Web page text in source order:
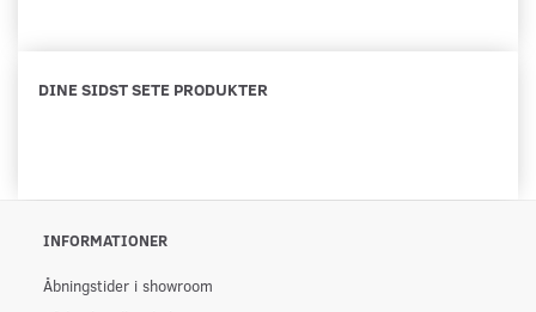
DINE SIDST SETE PRODUKTER
INFORMATIONER
Åbningstider i showroom